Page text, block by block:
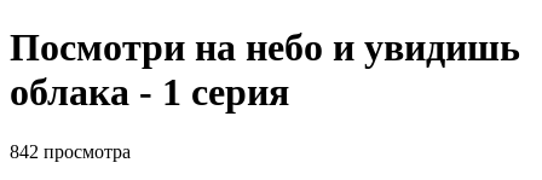
Посмотри на небо и увидишь
облака - 1 серия
842 просмотра